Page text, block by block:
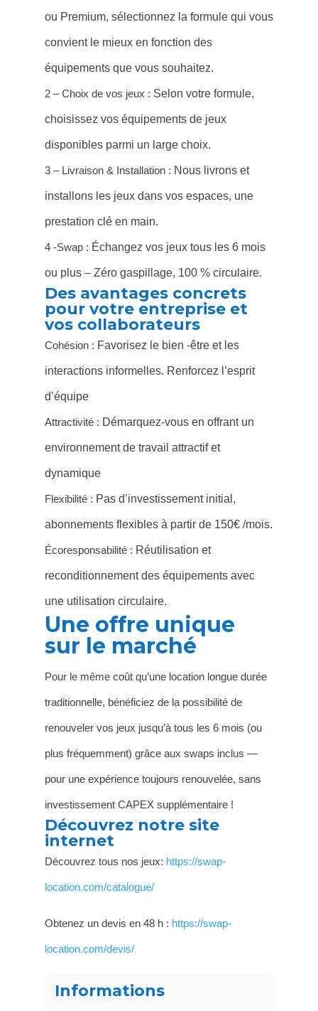
ou Premium, sélectionnez la formule qui vous
convient le mieux en fonction des
équipements que vous souhaitez.
2 – Choix de vos jeux : Selon votre formule,
choisissez vos équipements de jeux
disponibles parmi un large choix.
3 – Livraison & Installation : Nous livrons et
installons les jeux dans vos espaces, une
prestation clé en main.
4 -Swap : Échangez vos jeux tous les 6 mois
ou plus – Zéro gaspillage, 100 % circulaire.
Des avantages concrets
pour votre entreprise et
vos collaborateurs
Cohésion : Favorisez le bien -être et les
interactions informelles. Renforcez l’esprit
d’équipe
Attractivité : Démarquez-vous en offrant un
environnement de travail attractif et
dynamique
Flexibilité : Pas d’investissement initial,
abonnements flexibles à partir de 150€ /mois.
Écoresponsabilité : Réutilisation et
reconditionnement des équipements avec
une utilisation circulaire.
Une offre unique
sur le marché
Pour le même coût qu’une location longue durée
traditionnelle, bénéficiez de la possibilité de
renouveler vos jeux jusqu’à tous les 6 mois (ou
plus fréquemment) grâce aux swaps inclus —
pour une expérience toujours renouvelée, sans
investissement CAPEX supplémentaire !
Découvrez notre site
internet
Découvrez tous nos jeux: https://swap-
location.com/catalogue/
Obtenez un devis en 48 h : https://swap-
location.com/devis/
Informations